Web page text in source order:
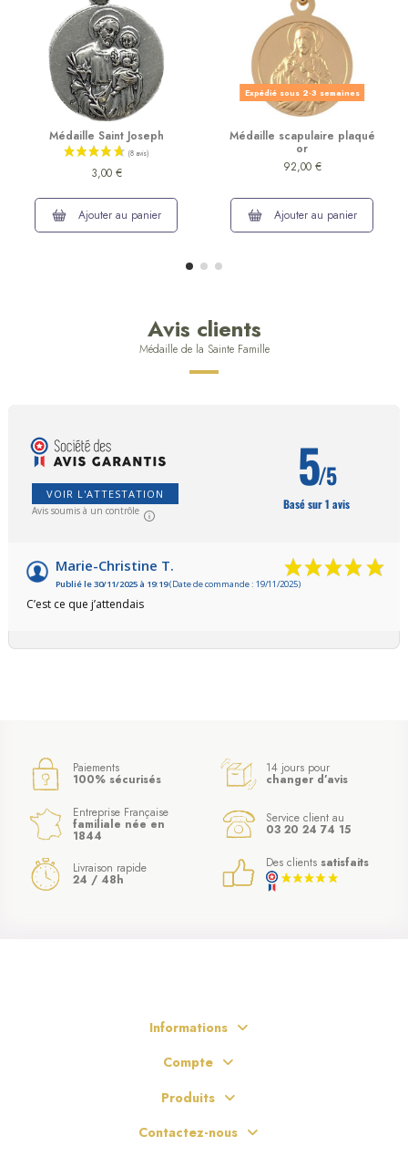
Médaille Saint Joseph
3,00 €
Ajouter au panier
Expédié sous 2-3 semaines
Médaille scapulaire plaqué
or
92,00 €
Ajouter au panier
Avis clients
Médaille de la Sainte Famille
VOIR L'ATTESTATION
Avis soumis à un contrôle
5/5
Basé sur 1 avis
Marie-Christine T.
Publié le 30/11/2025 à 19:19(Date de commande : 19/11/2025)
C’est ce que j’attendais
Paiements
100% sécurisés
14 jours pour
changer d’avis
Entreprise Française
familiale née en
1844
Service client au
03 20 24 74 15
Livraison rapide
24 / 48h
Des clients satisfaits
Informations
Compte
Produits
Contactez-nous